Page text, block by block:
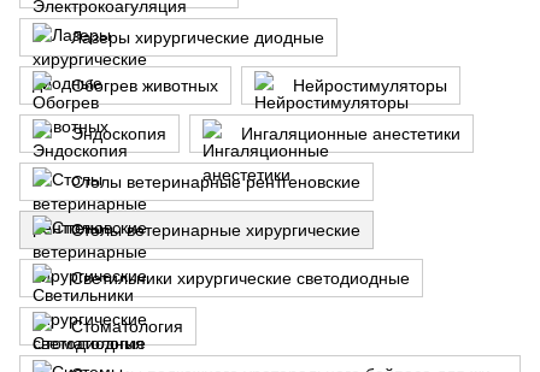
Лазеры хирургические диодные
Обогрев животных Нейростимуляторы
Эндоскопия Ингаляционные анестетики
Столы ветеринарные рентгеновские
Столы ветеринарные хирургические
Светильники хирургические светодиодные
Стоматология